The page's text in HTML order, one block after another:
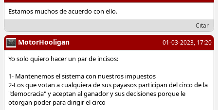
Estamos muchos de acuerdo con ello.
Citar
01-03-2023, 17:20
MotorHooligan
Yo solo quiero hacer un par de incisos:
1- Mantenemos el sistema con nuestros impuestos
2-Los que votan a cualquiera de sus payasos participan del circo de la
"democracia" y aceptan al ganador y sus decisiones porque le
otorgan poder para dirigir el circo